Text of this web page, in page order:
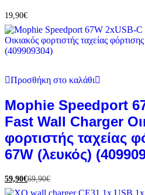
19,90€
Προσθήκη στο καλάθι
Mophie Speedport
Fast Wall Charger
φορτιστής ταχείας
67W (λευκός)
59,90€69,90€